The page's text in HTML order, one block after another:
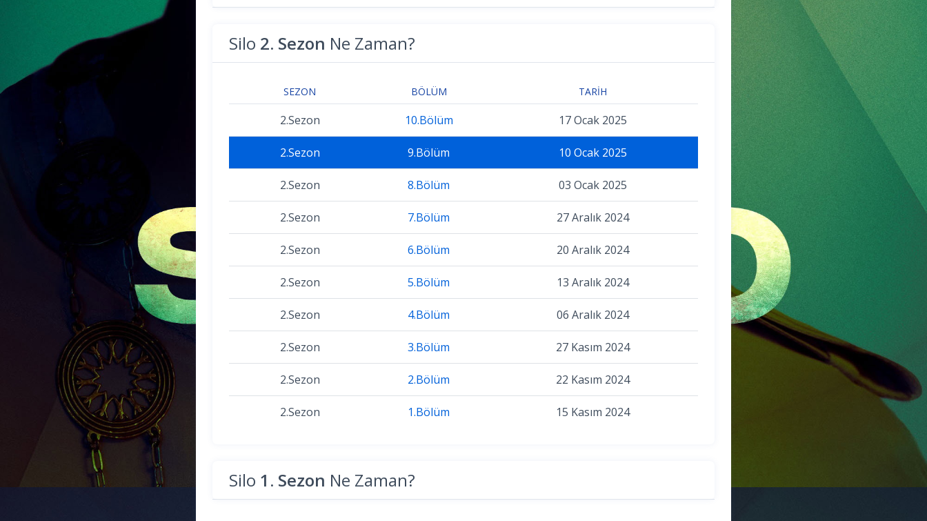
Silo 2. Sezon Ne Zaman?
SEZON BÖLÜM TARIH
2.Sezon 10.Bölüm 17 Ocak 2025
2.Sezon 9.Bölüm 10 Ocak 2025
2.Sezon 8.Bölüm 03 Ocak 2025
2.Sezon 7.Bölüm 27 Aralık 2024
2.Sezon 6.Bölüm 20 Aralık 2024
2.Sezon 5.Bölüm 13 Aralık 2024
2.Sezon 4.Bölüm 06 Aralık 2024
2.Sezon 3.Bölüm 27 Kasım 2024
2.Sezon 2.Bölüm 22 Kasım 2024
2.Sezon 1.Bölüm 15 Kasım 2024
Silo 1. Sezon Ne Zaman?